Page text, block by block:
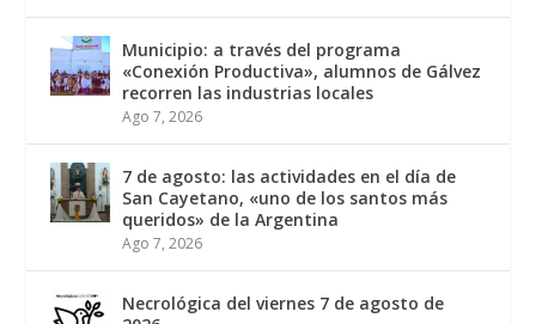
Municipio: a través del programa
«Conexión Productiva», alumnos de Gálvez
recorren las industrias locales
Ago 7, 2026
7 de agosto: las actividades en el día de
San Cayetano, «uno de los santos más
queridos» de la Argentina
Ago 7, 2026
Necrológica del viernes 7 de agosto de